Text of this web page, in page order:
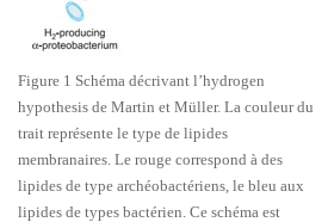
Figure 1 Schéma décrivant l’hydrogen
hypothesis de Martin et Müller. La couleur du
trait représente le type de lipides
membranaires. Le rouge correspond à des
lipides de type archéobactériens, le bleu aux
lipides de types bactérien. Ce schéma est